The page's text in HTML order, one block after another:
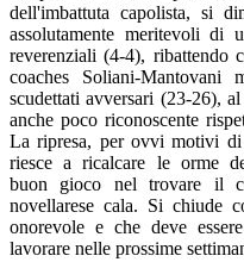
dell'imbattuta capolista, si
assolutamente meritevoli di
reverenziali (4-4), ribattendo
coaches Soliani-
scudettati avversari (23-26),
anche poco riconoscente
La ripresa, per ovvi motivi
riesce a ricalcare le orme
buon gioco nel trovare il
novellarese cala. Si chiude
onorevole e che deve
lavorare nelle prossime